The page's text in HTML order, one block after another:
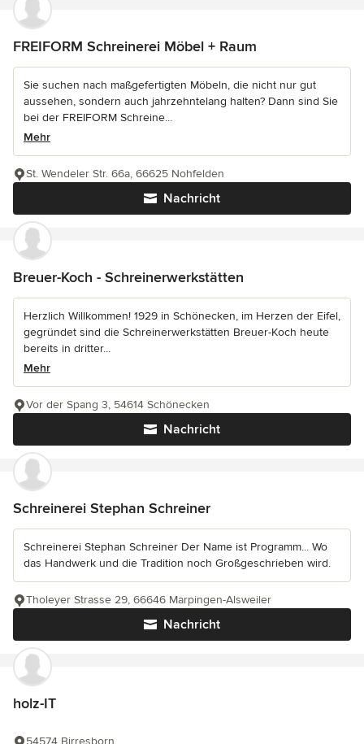
FREIFORM Schreinerei Möbel + Raum
Sie suchen nach maßgefertigten Möbeln, die nicht nur gut
aussehen, sondern auch jahrzehntelang halten? Dann sind Sie
bei der FREIFORM Schreine...
Mehr
Nachricht
St. Wendeler Str. 66a, 66625 Nohfelden
Breuer-Koch - Schreinerwerkstätten
Herzlich Willkommen! 1929 in Schönecken, im Herzen der Eifel,
gegründet sind die Schreinerwerkstätten Breuer-Koch heute
bereits in dritter...
Mehr
Nachricht
Vor der Spang 3, 54614 Schönecken
Schreinerei Stephan Schreiner
Schreinerei Stephan Schreiner Der Name ist Programm... Wo
das Handwerk und die Tradition noch Großgeschrieben wird.
Nachricht
Tholeyer Strasse 29, 66646 Marpingen-Alsweiler
holz-IT
54574 Birresborn